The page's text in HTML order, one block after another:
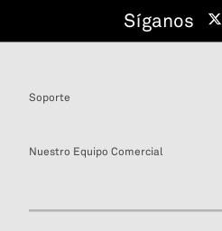
Síganos
Soporte
Nuestro Equipo Comercial